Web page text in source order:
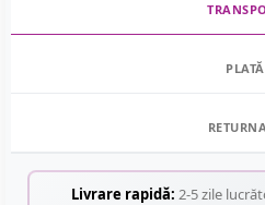
PLATĂ
Livrare rapidă: 2-5 zile